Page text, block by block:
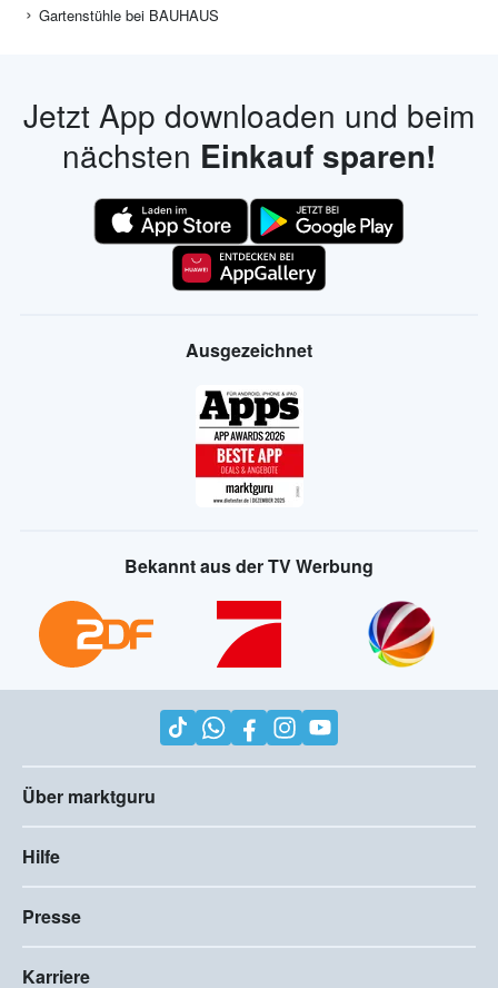
Gartenstühle bei BAUHAUS
Jetzt App downloaden und beim
nächsten Einkauf sparen!
Ausgezeichnet
Bekannt aus der TV Werbung
Über marktguru
Hilfe
Presse
Karriere